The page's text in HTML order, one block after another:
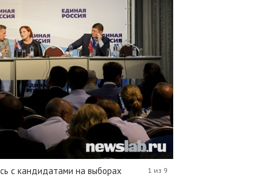
с кандидатами на выборах
1 из 9